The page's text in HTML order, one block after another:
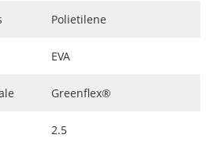
Polietilene
EVA
Greenflex®
2.5